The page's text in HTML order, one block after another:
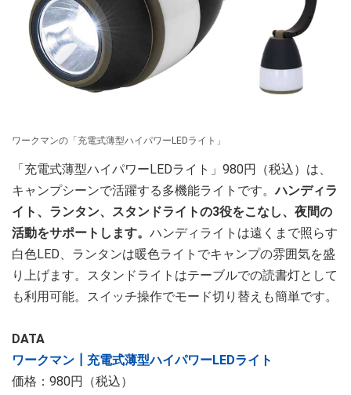
ワークマンの「充電式薄型ハイパワーLEDライト」
「充電式薄型ハイパワーLEDライト」980円（税込）は、
キャンプシーンで活躍する多機能ライトです。ハンディラ
イト、ランタン、スタンドライトの3役をこなし、夜間の
活動をサポートします。 ハンディライトは遠くまで照らす
白色LED、ランタンは暖色ライトでキャンプの雰囲気を盛
り上げます。スタンドライトはテーブルでの読書灯として
も利用可能。スイッチ操作でモード切り替えも簡単です。
DATA
ワークマン┃充電式薄型ハイパワーLEDライト
価格：980円（税込）